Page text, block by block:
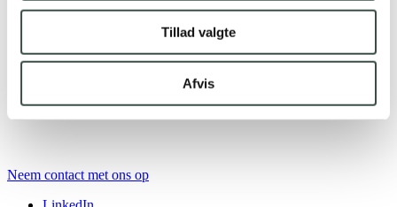
Tillad valgte
Afvis
Neem contact met ons op